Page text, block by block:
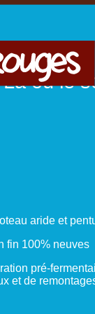
ou le
aride et
fin 100% neuves
pré-
et de